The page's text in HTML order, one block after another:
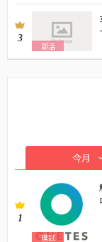
3
部活
今月
1
模試